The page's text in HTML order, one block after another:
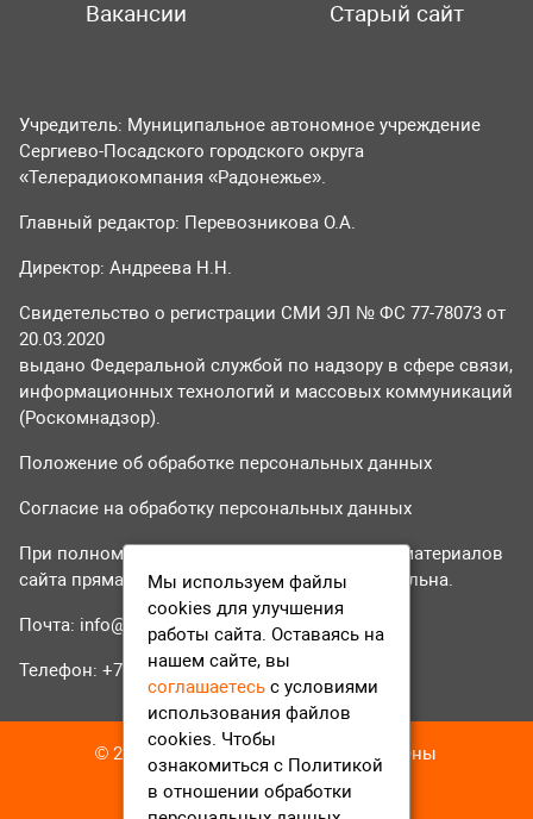
Вакансии
Старый сайт
Учредитель: Муниципальное автономное учреждение
Сергиево-Посадского городского округа
«Телерадиокомпания «Радонежье».
Главный редактор: Перевозникова О.А.
Директор: Андреева Н.Н.
Свидетельство о регистрации СМИ ЭЛ № ФС 77-78073 от
20.03.2020
выдано Федеральной службой по надзору в сфере связи,
информационных технологий и массовых коммуникаций
(Роскомнадзор).
Положение об обработке персональных данных
Согласие на обработку персональных данных
При полном или частичном использовании материалов
сайта прямая гиперссылка на tvr24.tv обязательна.
Почта: info@tvr24.tv
Телефон: +7 (496) 551-04-95
© 2016-2023 ТВР24 Все права защищены
Мы используем файлы
cookies для улучшения
работы сайта. Оставаясь на
нашем сайте, вы
соглашаетесь с условиями
использования файлов
cookies. Чтобы
ознакомиться с Политикой
в отношении обработки